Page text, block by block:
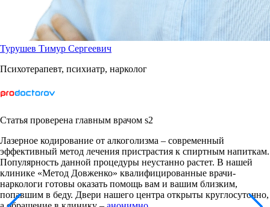
Турушев Тимур Сергеевич
Психотерапевт, психиатр, нарколог
Статья проверена главным врачом s2
Лазерное кодирование от алкоголизма – современный
эффективный метод лечения пристрастия к спиртным напиткам.
Популярность данной процедуры неустанно растет. В нашей
клинике «Метод Довженко» квалифицированные врачи-
наркологи готовы оказать помощь вам и вашим близким,
попавшим в беду. Двери нашего центра открыты круглосуточно,